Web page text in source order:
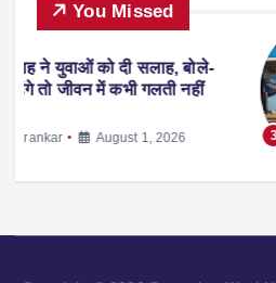
You Missed
3
फीफा वर्ल्ड कप
हालैंड अपने साथ
जानकर रह जाएंगे
Sanket